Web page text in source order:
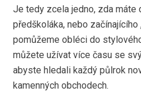
Je tedy zcela jedno, zda máte
předškoláka, nebo začínajícího
pomůžeme obléci do
můžete užívat více času se
abyste hledali každý půlrok
kamenných obchodech.